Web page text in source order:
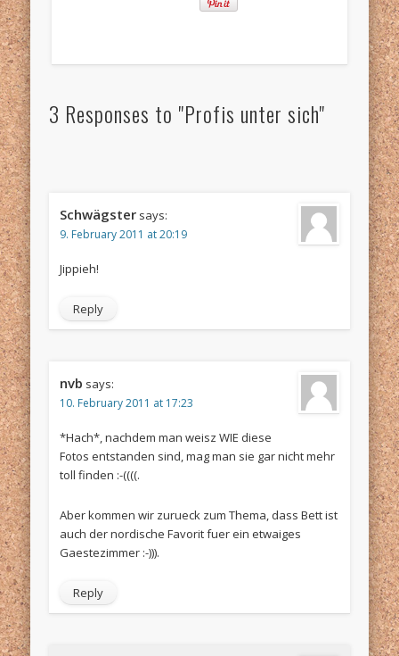
3 Responses to "Profis unter sich"
Schwägster says:
9. February 2011 at 20:19
Jippieh!
Reply
nvb says:
10. February 2011 at 17:23
*Hach*, nachdem man weisz WIE diese
Fotos entstanden sind, mag man sie gar nicht mehr
toll finden :-((((.
Aber kommen wir zurueck zum Thema, dass Bett ist
auch der nordische Favorit fuer ein etwaiges
Gaestezimmer :-))).
Reply